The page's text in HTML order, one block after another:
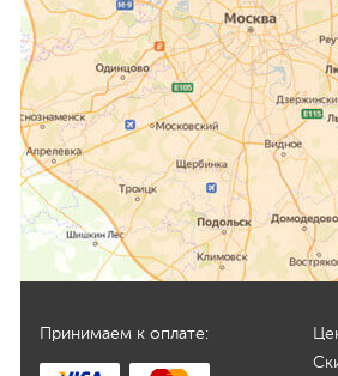
Принимаем к оплате: